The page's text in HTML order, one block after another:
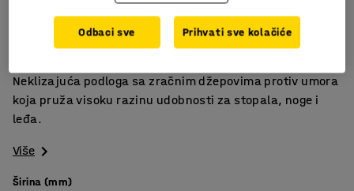
Zakošeni rubovi smanjuju rizik od spoticanja
Teksturirana površina djeluje protuklizno
Neklizajuća podloga sa zračnim džepovima protiv umora
koja pruža visoku razinu udobnosti za stopala, noge i
leđa.
Više
Širina (mm)
Odbaci sve Prihvati sve kolačiće